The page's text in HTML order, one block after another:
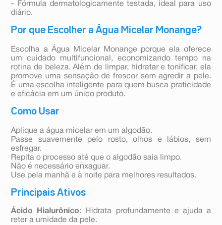
- Fórmula dermatologicamente testada, ideal para uso
diário.
Por que Escolher a Água Micelar Monange?
Escolha a Água Micelar Monange porque ela oferece
um cuidado multifuncional, economizando tempo na
rotina de beleza. Além de limpar, hidratar e tonificar, ela
promove uma sensação de frescor sem agredir a pele.
É uma escolha inteligente para quem busca praticidade
e eficácia em um único produto.
Como Usar
Aplique a água micelar em um algodão.
Passe suavemente pelo rosto, olhos e lábios, sem
esfregar.
Repita o processo até que o algodão saia limpo.
Não é necessário enxaguar.
Use pela manhã e à noite para melhores resultados.
Principais Ativos
Ácido Hialurônico: Hidrata profundamente e ajuda a
reter a umidade da pele.